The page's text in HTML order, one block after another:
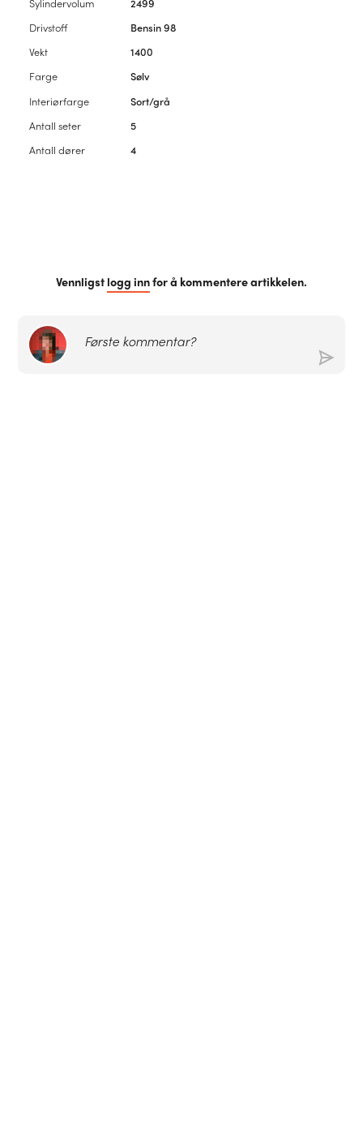
Drivstoff
Bensin 98
Vekt
1400
Farge
Sølv
Interiørfarge
Sort/grå
Antall seter
5
Antall dører
4
Vennligst logg innfor å kommentere artikkelen.
Første kommentar?